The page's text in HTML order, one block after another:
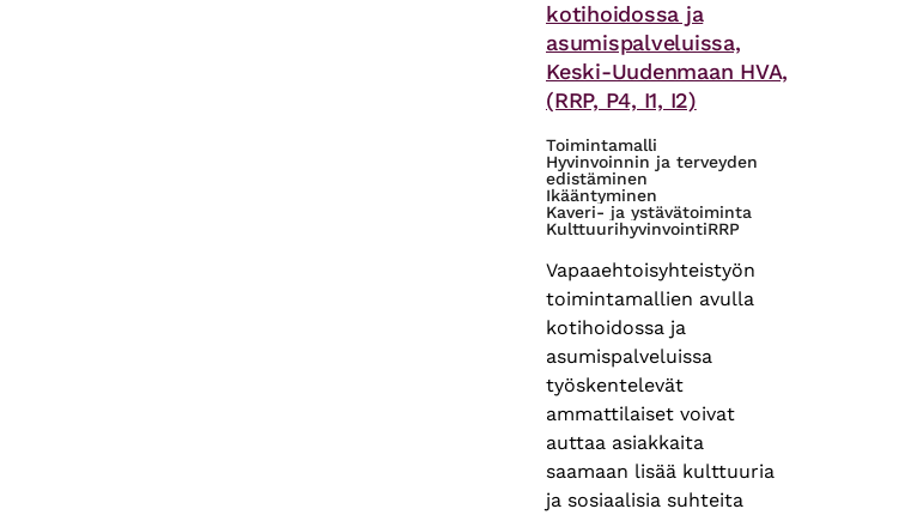
kotihoidossa ja
asumispalveluissa,
Keski-Uudenmaan HVA,
(RRP, P4, I1, I2)
Toimintamalli
Hyvinvoinnin ja terveyden
edistäminen
Ikääntyminen
Kaveri- ja ystävätoiminta
KulttuurihyvinvointiRRP
Vapaaehtoisyhteistyön
toimintamallien avulla
kotihoidossa ja
asumispalveluissa
työskentelevät
ammattilaiset voivat
auttaa asiakkaita
saamaan lisää kulttuuria
ja sosiaalisia suhteita